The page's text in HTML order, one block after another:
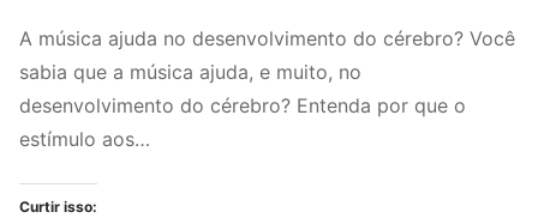
A música ajuda no desenvolvimento do cérebro? Você
sabia que a música ajuda, e muito, no
desenvolvimento do cérebro? Entenda por que o
estímulo aos…
Curtir isso: